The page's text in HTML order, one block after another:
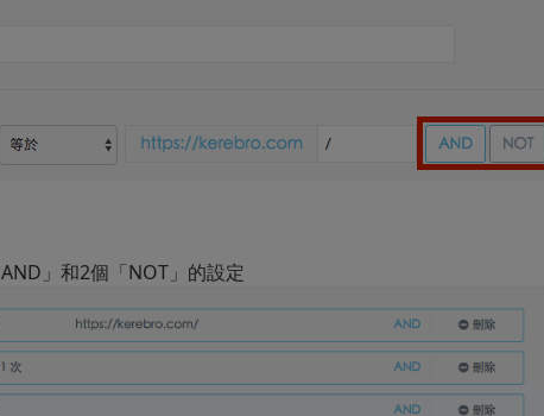
」和2個「NOT」的設定